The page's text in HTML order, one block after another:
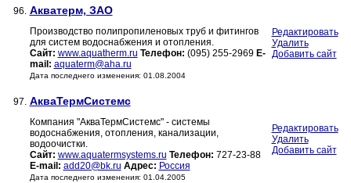
96. Акватерм, ЗАО
Производство полипропиленовых труб и фитингов
для систем водоснабжения и отопления.
Сайт: www.aquatherm.ru Телефон: (095) 255-2969 E-
mail: aquaterm@aha.ru
Дата последнего изменения: 01.08.2004
Редактировать
Удалить
Добавить сайт
97. АкваТермСистемс
Компания "АкваТермСистемс" - системы
водоснабжения, отопления, канализации,
водоочистки.
Сайт: www.aquatermsystems.ru Телефон: 727-23-88
E-mail: add20@bk.ru Адрес: Россия
Дата последнего изменения: 01.04.2005
Редактировать
Удалить
Добавить сайт